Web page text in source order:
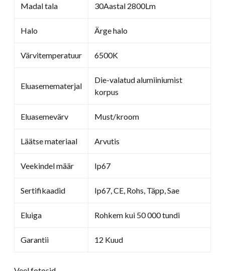
Madal tala 30Aastal 2800Lm
Halo Ärge halo
Värvitemperatuur 6500K
Eluasemematerjal
Die-valatud alumiiniumist
korpus
Eluasemevärv Must/kroom
Läätse materiaal Arvutis
Veekindel määr Ip67
Sertifikaadid Ip67, CE, Rohs, Täpp, Sae
Eluiga Rohkem kui 50 000 tundi
Garantii 12 Kuud